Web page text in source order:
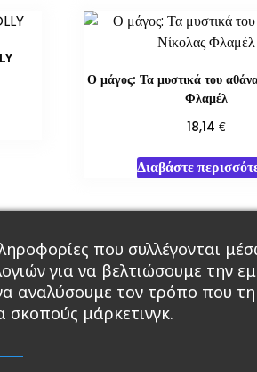
Ο μάγος: Τα μυστικά του
Φλαμέλ
18,14 €
Διαβάστε
Comics Αξεσουάρ & Δώρα
A theme by
που συλλέγονται
για να βελτιώσουμε την
αναλύσουμε τον τρόπο που τη
σκοπούς μάρκετινγκ.